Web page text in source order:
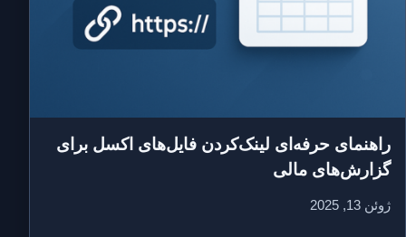
راهنمای حرفه‌ای لینک‌کردن فایل‌های اکسل برای
گزارش‌های مالی
ژوئن 13, 2025